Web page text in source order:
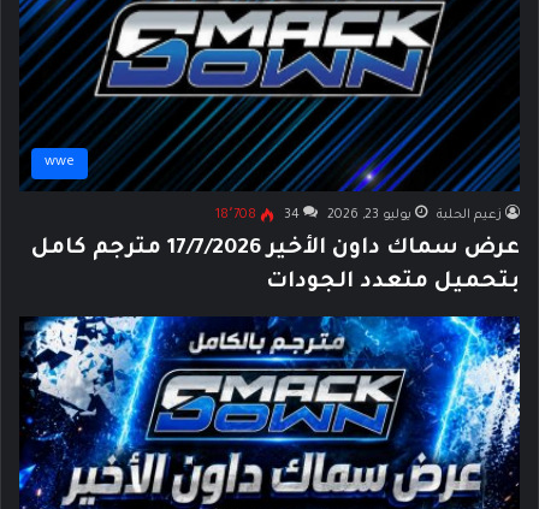
wwe
زعيم الحلبة يوليو 23, 2026 34 18٬708
عرض سماك داون الأخير 17/7/2026 مترجم كامل
بتحميل متعدد الجودات